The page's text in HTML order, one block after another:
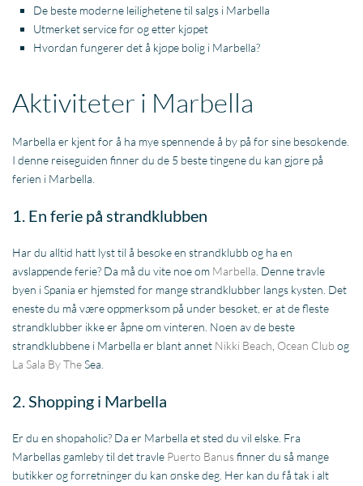
De beste moderne leilighetene til salgs i Marbella
Utmerket service før og etter kjøpet
Hvordan fungerer det å kjøpe bolig i Marbella?
Aktiviteter i Marbella
Marbella er kjent for å ha mye spennende å by på for sine besøkende.
I denne reiseguiden finner du de 5 beste tingene du kan gjøre på
ferien i Marbella.
1. En ferie på strandklubben
Har du alltid hatt lyst til å besøke en strandklubb og ha en
avslappende ferie? Da må du vite noe om Marbella . Denne travle
byen i Spania er hjemsted for mange strandklubber langs kysten. Det
eneste du må være oppmerksom på under besøket, er at de fleste
strandklubber ikke er åpne om vinteren. Noen av de beste
strandklubbene i Marbella er blant annet Nikki Beach Ocean Club og
La Sala By TheSea.
2. Shopping i Marbella
Er du en shopaholic? Da er Marbella et sted du vil elske. Fra
Marbellas gamleby til det travle Puerto Banusfinner du så mange
butikker og forretninger du kan ønske deg. Her kan du få tak i alt